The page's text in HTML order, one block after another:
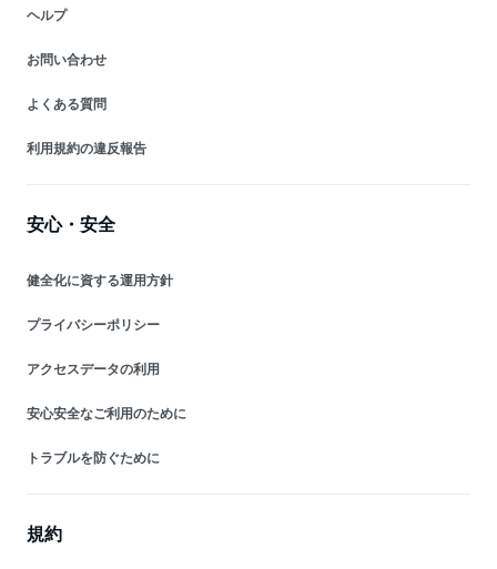
ヘルプ
お問い合わせ
よくある質問
利用規約の違反報告
安心・安全
健全化に資する運用方針
プライバシーポリシー
アクセスデータの利用
安心安全なご利用のために
トラブルを防ぐために
規約